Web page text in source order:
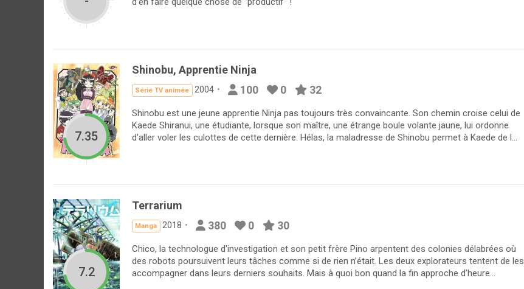
7.35
Shinobu, Apprentie Ninja
Série TV animée 2004 100 0 32
Shinobu est une jeune apprentie Ninja pas toujours très convaincante. Son chemin croise celui de
Kaede Shiranui, une étudiante, lorsque son maître, une étrange boule volante jaune, lui ordonne
d'aller voler les culottes de cette dernière. Hélas, la maladresse de Shinobu permet à Kaede de l...
7.2
Terrarium
Manga 2018 380 0 30
Chico, la technologue d'investigation et son petit frère Pino arpentent des colonies délabrées où
des robots poursuivent leurs tâches comme si de rien n’était. Les deux explorateurs tentent de les
accompagner dans leurs derniers souhaits. Mais à quoi bon quand la fin approche d’heure...